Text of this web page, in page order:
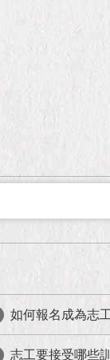
如何報名成為志
志工要接受哪些